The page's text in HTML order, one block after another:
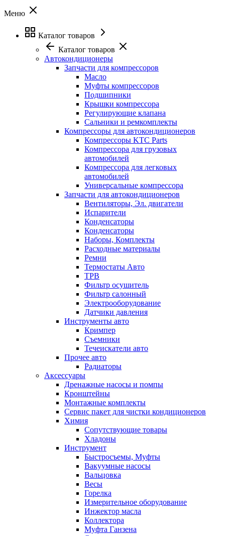
Меню
Каталог товаров
Каталог товаров
Автокондиционеры
Запчасти для компрессоров
Масло
Муфты компрессоров
Подшипники
Крышки компрессора
Регулирующие клапана
Сальники и ремкомплекты
Компрессоры для автокондиционеров
Компрессоры KTC Parts
Компрессора для грузовых
автомобилей
Компрессора для легковых
автомобилей
Универсальные компрессора
Запчасти для автокондиционеров
Вентиляторы, Эл. двигатели
Испарители
Конденсаторы
Конденсаторы
Наборы, Комплекты
Расходные материалы
Ремни
Термостаты Авто
ТРВ
Фильтр осушитель
Фильтр салонный
Электрооборудование
Датчики давления
Инструменты авто
Кримпер
Съемники
Течеискатели авто
Прочее авто
Радиаторы
Аксессуары
Дренажные насосы и помпы
Кронштейны
Монтажные комплекты
Сервис пакет для чистки кондиционеров
Химия
Сопутствующие товары
Хладоны
Инструмент
Быстросъемы, Муфты
Вакуумные насосы
Вальцовка
Весы
Горелка
Измерительное оборудование
Инжектор масла
Коллектора
Муфта Ганзена